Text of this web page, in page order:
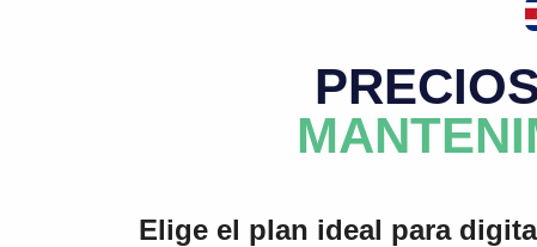
Elige el plan ideal para